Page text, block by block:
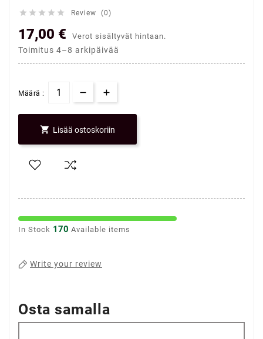
     Review (0)
17,00 € Verot sisältyvät hintaan.
Toimitus 4–8 arkipäivää
Määrä :
 Lisää ostoskoriin
In Stock 170 Available items
Write your review
Osta samalla